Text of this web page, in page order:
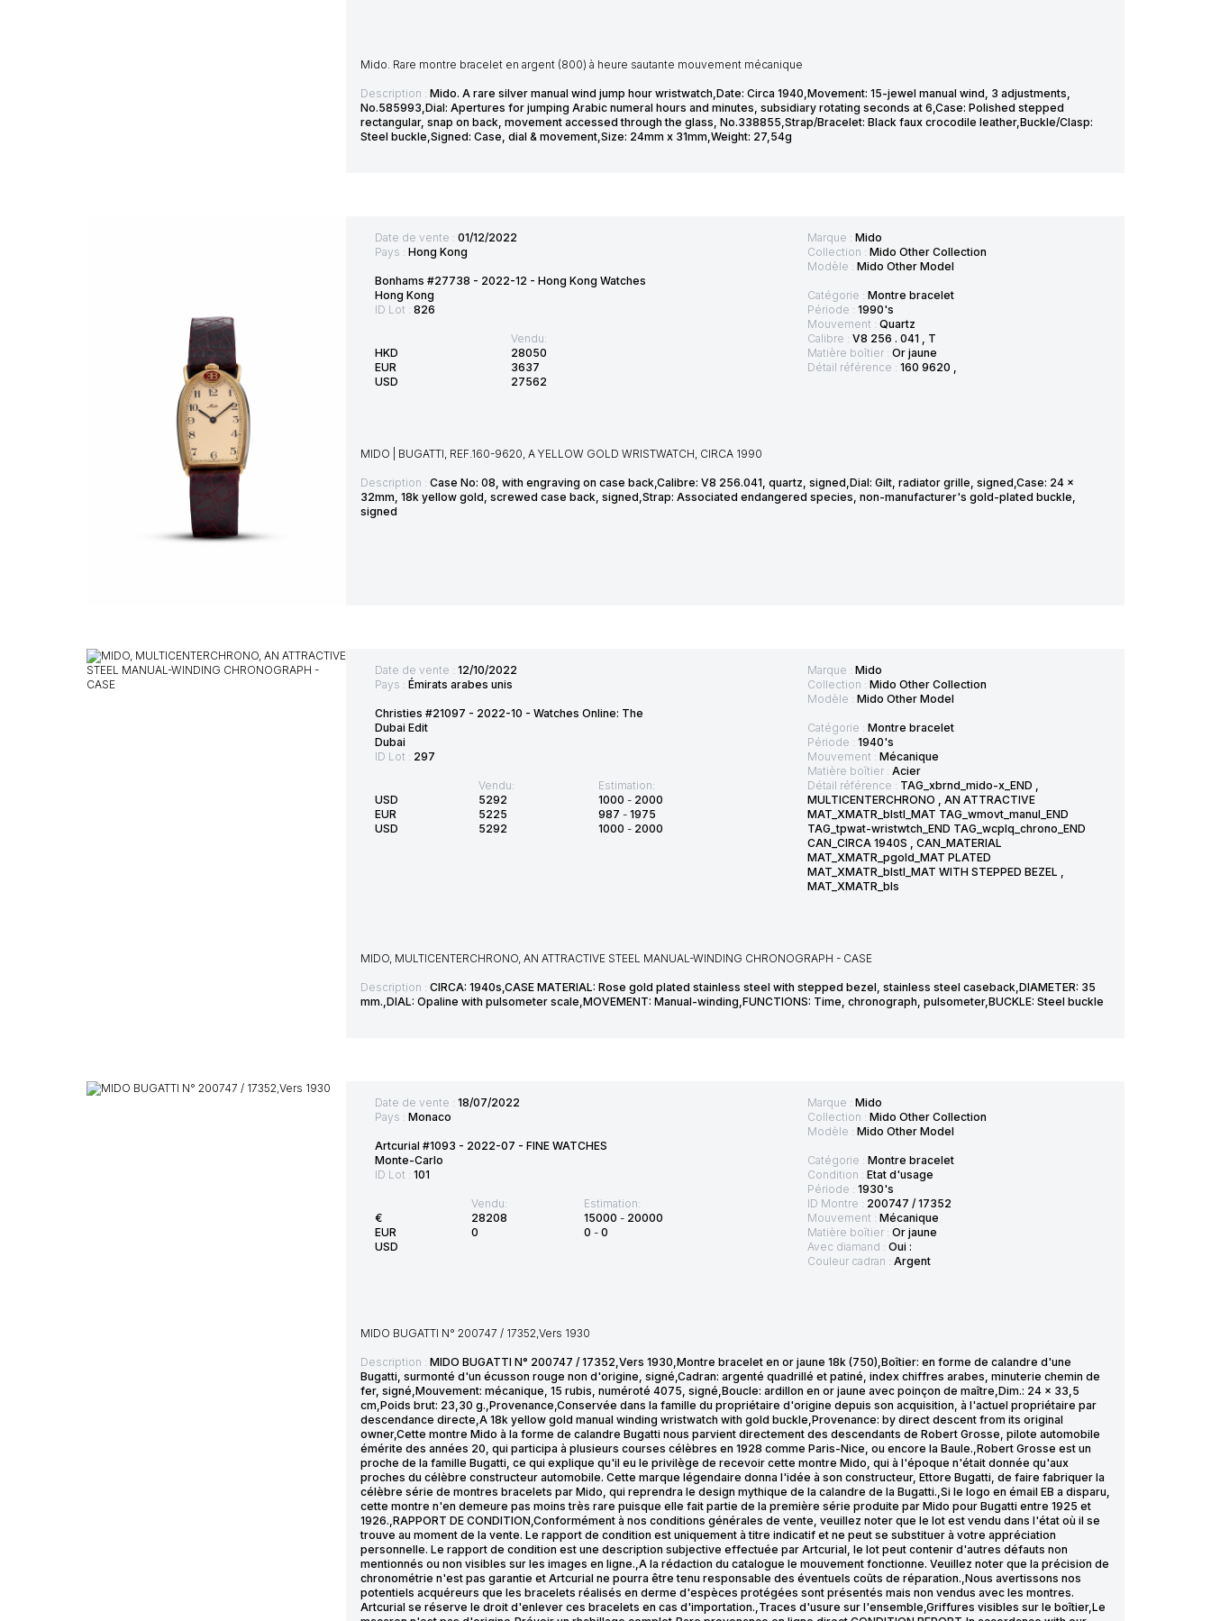
Mido. Rare montre bracelet en argent (800) à heure sautante mouvement mécanique
Description : Mido. A rare silver manual wind jump hour wristwatch,Date: Circa 1940,Movement: 15-jewel manual wind, 3 adjustments,
No.585993,Dial: Apertures for jumping Arabic numeral hours and minutes, subsidiary rotating seconds at 6,Case: Polished stepped
rectangular, snap on back, movement accessed through the glass, No.338855,Strap/Bracelet: Black faux crocodile leather,Buckle/Clasp:
Steel buckle,Signed: Case, dial & movement,Size: 24mm x 31mm,Weight: 27,54g
Date de vente : 01/12/2022
Pays : Hong Kong
Bonhams #27738 - 2022-12 - Hong Kong Watches
Hong Kong
ID Lot : 826
HKD
EUR
USD
Vendu:
28050
3637
27562
Marque : Mido
Collection : Mido Other Collection
Modèle : Mido Other Model
Catégorie : Montre bracelet
Période : 1990's
Mouvement : Quartz
Calibre : V8 256 . 041 , T
Matière boîtier : Or jaune
Détail référence : 160 9620 ,
MIDO | BUGATTI, REF.160-9620, A YELLOW GOLD WRISTWATCH, CIRCA 1990
Description : Case No: 08, with engraving on case back,Calibre: V8 256.041, quartz, signed,Dial: Gilt, radiator grille, signed,Case: 24 x
32mm, 18k yellow gold, screwed case back, signed,Strap: Associated endangered species, non-manufacturer's gold-plated buckle,
signed
Date de vente : 12/10/2022
Pays : Émirats arabes unis
Christies #21097 - 2022-10 - Watches Online: The
Dubai Edit
Dubai
ID Lot : 297
USD
EUR
USD
Vendu:
5292
5225
5292
Estimation:
1000 - 2000
987 - 1975
1000 - 2000
Marque : Mido
Collection : Mido Other Collection
Modèle : Mido Other Model
Catégorie : Montre bracelet
Période : 1940's
Mouvement : Mécanique
Matière boîtier : Acier
Détail référence : TAG_xbrnd_mido-x_END ,
MULTICENTERCHRONO , AN ATTRACTIVE
MAT_XMATR_blstl_MAT TAG_wmovt_manul_END
TAG_tpwat-wristwtch_END TAG_wcplq_chrono_END
CAN_CIRCA 1940S , CAN_MATERIAL
MAT_XMATR_pgold_MAT PLATED
MAT_XMATR_blstl_MAT WITH STEPPED BEZEL ,
MAT_XMATR_bls
MIDO, MULTICENTERCHRONO, AN ATTRACTIVE STEEL MANUAL-WINDING CHRONOGRAPH - CASE
Description : CIRCA: 1940s,CASE MATERIAL: Rose gold plated stainless steel with stepped bezel, stainless steel caseback,DIAMETER: 35
mm.,DIAL: Opaline with pulsometer scale,MOVEMENT: Manual-winding,FUNCTIONS: Time, chronograph, pulsometer,BUCKLE: Steel buckle
Date de vente : 18/07/2022
Pays : Monaco
Artcurial #1093 - 2022-07 - FINE WATCHES
Monte-Carlo
ID Lot : 101
€
EUR
USD
Vendu:
28208
0
Estimation:
15000 - 20000
0 - 0
Marque : Mido
Collection : Mido Other Collection
Modèle : Mido Other Model
Catégorie : Montre bracelet
Condition : Etat d'usage
Période : 1930's
ID Montre : 200747 / 17352
Mouvement : Mécanique
Matière boîtier : Or jaune
Avec diamand : Oui :
Couleur cadran : Argent
MIDO BUGATTI N° 200747 / 17352,Vers 1930
Description : MIDO BUGATTI N° 200747 / 17352,Vers 1930,Montre bracelet en or jaune 18k (750),Boîtier: en forme de calandre d'une
Bugatti, surmonté d'un écusson rouge non d'origine, signé,Cadran: argenté quadrillé et patiné, index chiffres arabes, minuterie chemin de
fer, signé,Mouvement: mécanique, 15 rubis, numéroté 4075, signé,Boucle: ardillon en or jaune avec poinçon de maître,Dim.: 24 x 33,5
cm,Poids brut: 23,30 g.,Provenance,Conservée dans la famille du propriétaire d'origine depuis son acquisition, à l'actuel propriétaire par
descendance directe,A 18k yellow gold manual winding wristwatch with gold buckle,Provenance: by direct descent from its original
owner,Cette montre Mido à la forme de calandre Bugatti nous parvient directement des descendants de Robert Grosse, pilote automobile
émérite des années 20, qui participa à plusieurs courses célèbres en 1928 comme Paris-Nice, ou encore la Baule.,Robert Grosse est un
proche de la famille Bugatti, ce qui explique qu'il eu le privilège de recevoir cette montre Mido, qui à l'époque n'était donnée qu'aux
proches du célèbre constructeur automobile. Cette marque légendaire donna l'idée à son constructeur, Ettore Bugatti, de faire fabriquer la
célèbre série de montres bracelets par Mido, qui reprendra le design mythique de la calandre de la Bugatti.,Si le logo en émail EB a disparu,
cette montre n'en demeure pas moins très rare puisque elle fait partie de la première série produite par Mido pour Bugatti entre 1925 et
1926.,RAPPORT DE CONDITION,Conformément à nos conditions générales de vente, veuillez noter que le lot est vendu dans l'état où il se
trouve au moment de la vente. Le rapport de condition est uniquement à titre indicatif et ne peut se substituer à votre appréciation
personnelle. Le rapport de condition est une description subjective effectuée par Artcurial, le lot peut contenir d'autres défauts non
mentionnés ou non visibles sur les images en ligne.,A la rédaction du catalogue le mouvement fonctionne. Veuillez noter que la précision de
chronométrie n'est pas garantie et Artcurial ne pourra être tenu responsable des éventuels coûts de réparation.,Nous avertissons nos
potentiels acquéreurs que les bracelets réalisés en derme d'espèces protégées sont présentés mais non vendus avec les montres.
Artcurial se réserve le droit d'enlever ces bracelets en cas d'importation.,Traces d'usure sur l'ensemble,Griffures visibles sur le boîtier,Le